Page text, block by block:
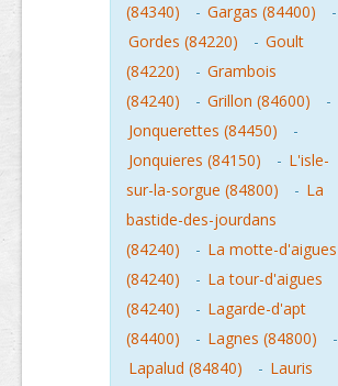
(84340)
- Gargas (84400)
-
Gordes (84220)
- Goult
(84220)
- Grambois
(84240)
- Grillon (84600)
-
Jonquerettes (84450)
-
Jonquieres (84150)
- L'isle-
sur-la-sorgue (84800)
- La
bastide-des-jourdans
(84240)
- La motte-d'aigues
(84240)
- La tour-d'aigues
(84240)
- Lagarde-d'apt
(84400)
- Lagnes (84800)
-
Lapalud (84840)
- Lauris